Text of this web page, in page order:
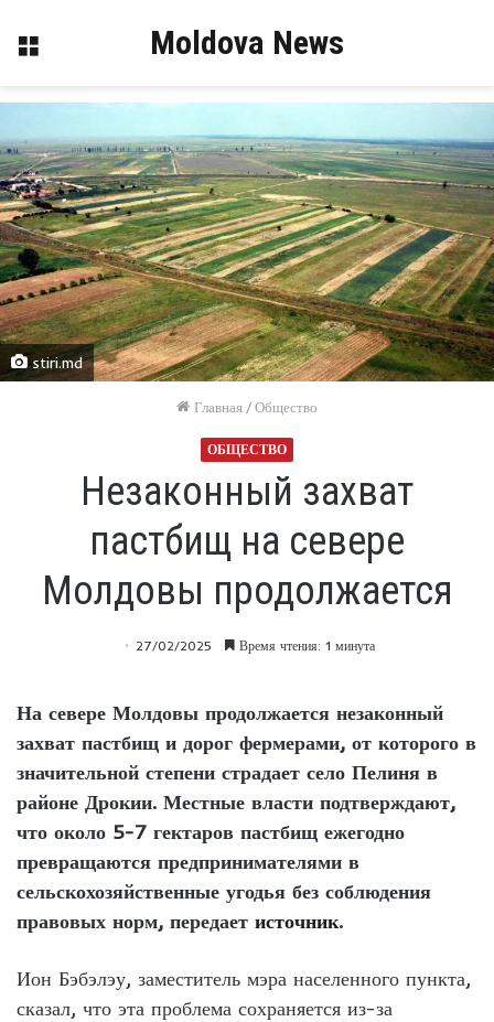
Меню Moldova News
stiri.md
Главная /Общество
ОБЩЕСТВО
Незаконный захват
пастбищ на севере
Молдовы продолжается
27/02/2025 Время чтения: 1 минута
На севере Молдовы продолжается незаконный
захват пастбищ и дорог фермерами, от которого в
значительной степени страдает село Пелиня в
районе Дрокии. Местные власти подтверждают,
что около 5-7 гектаров пастбищ ежегодно
превращаются предпринимателями в
сельскохозяйственные угодья без соблюдения
правовых норм, передает источник.
Ион Бэбэлэу, заместитель мэра населенного пункта,
сказал, что эта проблема сохраняется из-за